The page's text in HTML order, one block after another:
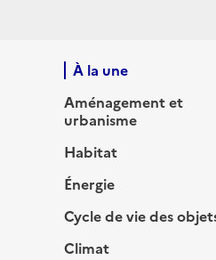
À la une
Aménagement et
urbanisme
Habitat
Énergie
Cycle de vie des
Climat